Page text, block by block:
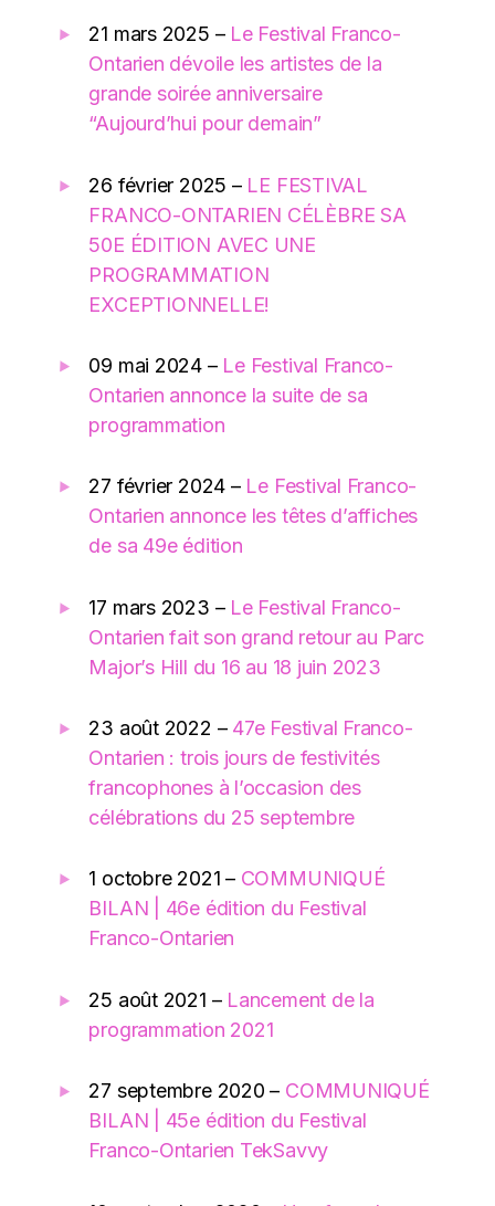
21 mars 2025 – Le Festival Franco-
Ontarien dévoile les artistes de la
grande soirée anniversaire
“Aujourd’hui pour demain”
26 février 2025 – LE FESTIVAL
FRANCO-ONTARIEN CÉLÈBRE SA
50E ÉDITION AVEC UNE
PROGRAMMATION
EXCEPTIONNELLE!
09 mai 2024 – Le Festival Franco-
Ontarien annonce la suite de sa
programmation
27 février 2024 – Le Festival Franco-
Ontarien annonce les têtes d’affiches
de sa 49e édition
17 mars 2023 – Le Festival Franco-
Ontarien fait son grand retour au Parc
Major’s Hill du 16 au 18 juin 2023
23 août 2022 – 47e Festival Franco-
Ontarien : trois jours de festivités
francophones à l’occasion des
célébrations du 25 septembre
1 octobre 2021 – COMMUNIQUÉ
BILAN | 46e édition du Festival
Franco-Ontarien
25 août 2021 – Lancement de la
programmation 2021
27 septembre 2020 – COMMUNIQUÉ
BILAN | 45e édition du Festival
Franco-Ontarien TekSavvy